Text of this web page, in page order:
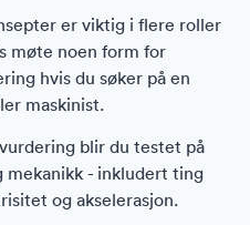
er viktig i flere roller
møte noen form for
hvis du søker på en
maskinist.
blir du testet på
mekanikk - inkludert ting
og akselerasjon.